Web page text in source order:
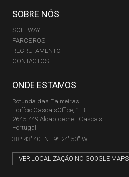
SOBRE NÓS
SOFTWAY
PARCEIROS
RECRUTAMENTO
CONTACTOS
ONDE ESTAMOS
Rotunda das Palmeiras
Edifício CascaisOffice, 1-B
2645-449 Alcabideche - Cascais
Portugal
38º 43' 40'' N | 9º 24' 50'' W
VER LOCALIZAÇÃO NO GOOGLE MAPS